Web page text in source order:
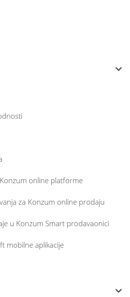
online platforme
za Konzum online prodaju
u Konzum Smart prodavaonici
mobilne aplikacije